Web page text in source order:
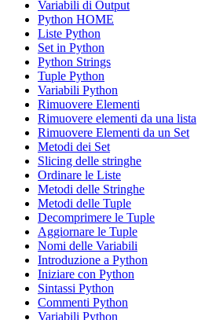
Variabili di Output
Python HOME
Liste Python
Set in Python
Python Strings
Tuple Python
Variabili Python
Rimuovere Elementi
Rimuovere elementi da una lista
Rimuovere Elementi da un Set
Metodi dei Set
Slicing delle stringhe
Ordinare le Liste
Metodi delle Stringhe
Metodi delle Tuple
Decomprimere le Tuple
Aggiornare le Tuple
Nomi delle Variabili
Introduzione a Python
Iniziare con Python
Sintassi Python
Commenti Python
Variabili Python